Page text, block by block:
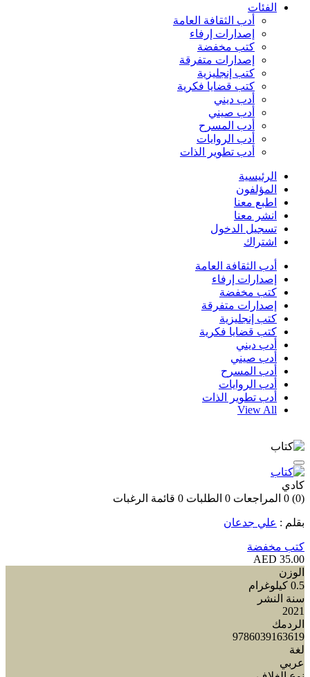
الفئات
أدب الثقافة العامة
إصدارات إرفاء
كتب مخفضة
إصدارات متفرقة
كتب إنجليزية
كتب قضايا فكرية
أدب ديني
أدب صيني
أدب المسرح
أدب الروايات
أدب تطوير الذات
الرئيسية
المؤلفون
اطبع معنا
انشر معنا
تسجيل الدخول
اشتراك
أدب الثقافة العامة
إصدارات إرفاء
كتب مخفضة
إصدارات متفرقة
كتب إنجليزية
كتب قضايا فكرية
أدب ديني
أدب صيني
أدب المسرح
أدب الروايات
أدب تطوير الذات
View All
كادي
(0)
0 المراجعات 0 الطلبات 0 قائمة الرغبات
بقلم : علي جدعان
كتب مخفضة
35.00 AED
الوزن
0.5 كيلوغرام
سنة النشر
2021
الردمك
9786039163619
لغة
عربي